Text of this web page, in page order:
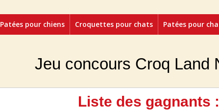
Patées pour chiens Croquettes pour chats Patées pour
Jeu concours Croq Land
Liste des gagnants :